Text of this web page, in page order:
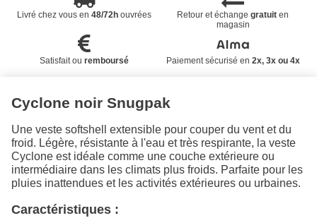
Livré chez vous en 48/72houvrées Retour et échangegratuit en
magasin
Satisfait ou remboursé Paiement sécurisé en 2x, 3x ou 4x
Cyclone noir Snugpak
Une veste softshell extensible pour couper du vent et du
froid. Légère, résistante à l'eau et très respirante, la veste
Cyclone est idéale comme une couche extérieure ou
intermédiaire dans les climats plus froids. Parfaite pour les
pluies inattendues et les activités extérieures ou urbaines.
Caractéristiques :